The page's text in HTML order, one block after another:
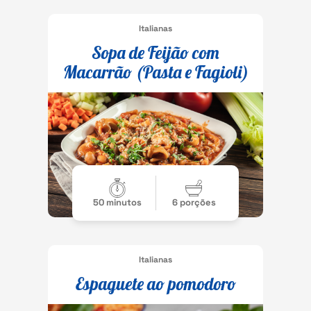
Italianas
Sopa de Feijão com
Macarrão (Pasta e Fagioli)
50 minutos 6 porções
Italianas
Espaguete ao pomodoro